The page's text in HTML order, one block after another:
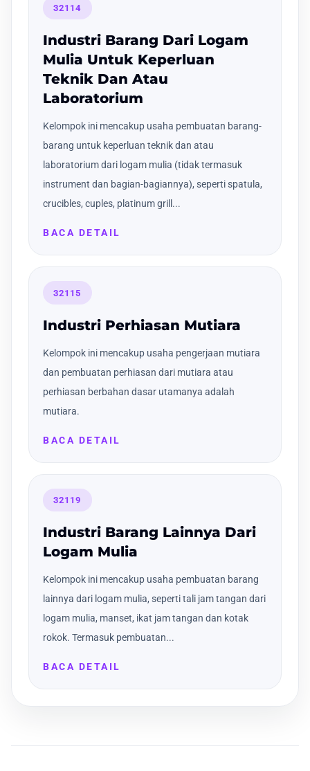
32114
Industri Barang Dari Logam
Mulia Untuk Keperluan
Teknik Dan Atau
Laboratorium
Kelompok ini mencakup usaha pembuatan barang-
barang untuk keperluan teknik dan atau
laboratorium dari logam mulia (tidak termasuk
instrument dan bagian-bagiannya), seperti spatula,
crucibles, cuples, platinum grill...
BACA DETAIL
32115
Industri Perhiasan Mutiara
Kelompok ini mencakup usaha pengerjaan mutiara
dan pembuatan perhiasan dari mutiara atau
perhiasan berbahan dasar utamanya adalah
mutiara.
BACA DETAIL
32119
Industri Barang Lainnya Dari
Logam Mulia
Kelompok ini mencakup usaha pembuatan barang
lainnya dari logam mulia, seperti tali jam tangan dari
logam mulia, manset, ikat jam tangan dan kotak
rokok. Termasuk pembuatan...
BACA DETAIL